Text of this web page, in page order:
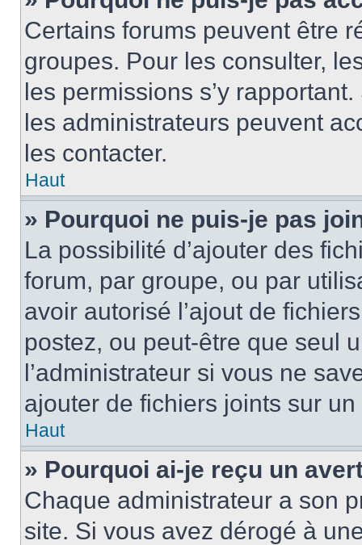
Certains forums peuvent être
groupes. Pour les consulter,
les permissions s’y
les administrateurs peuvent
les contacter.
Haut
» Pourquoi ne puis-je pas
La possibilité d’ajouter des
forum, par groupe, ou par
avoir autorisé l’ajout de
postez, ou peut-être que seul
l’administrateur si vous ne
ajouter de fichiers joints sur un
Haut
» Pourquoi ai-je reçu un
Chaque administrateur a son
site. Si vous avez dérogé à